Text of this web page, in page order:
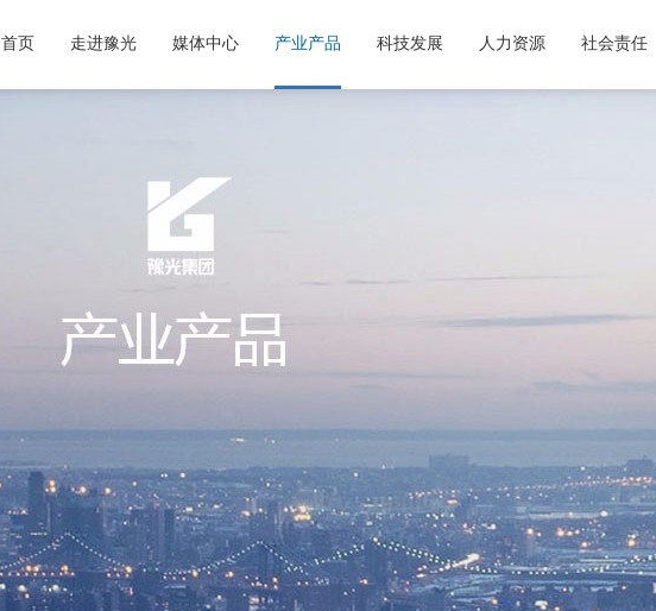
首页 走进豫光 媒体中心 产业产品 科技发展 人力资源 社会责任